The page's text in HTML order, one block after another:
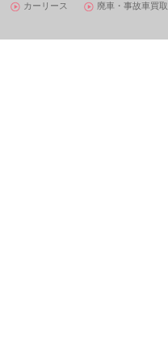
カーリース 廃車・事故車買取